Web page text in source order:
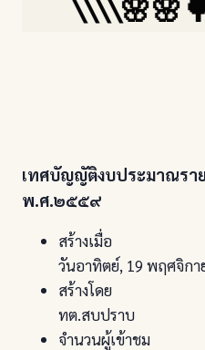
เทศบัญญัติงบประมาณรา
พ.ศ.๒๕๕๙
สร้างเมื่อ
วันอาทิตย์, 19 พฤศจิกา
สร้างโดย
ทต.สบปราบ
จำนวนผู้เข้าชม